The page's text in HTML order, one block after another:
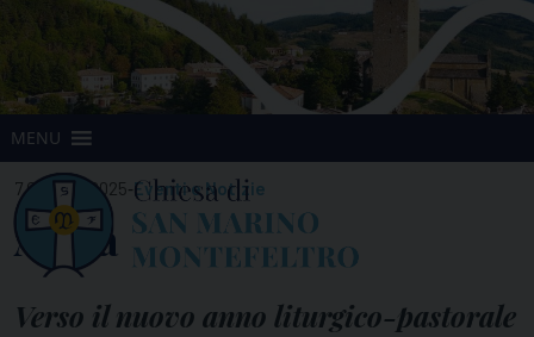
MENU
7 Ottobre 2025-Eventi e Notizie
Al via
Verso il nuovo anno liturgico-pastorale